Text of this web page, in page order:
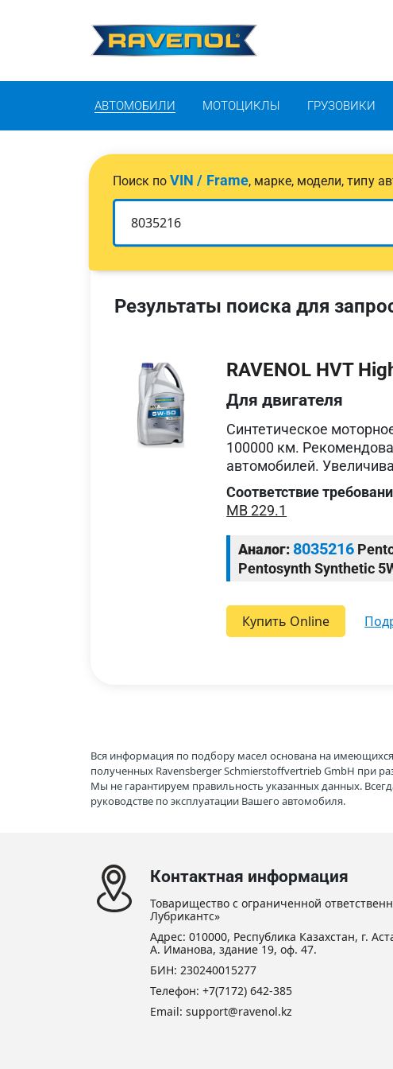
АВТОМОБИЛИ МОТОЦИКЛЫ ГРУЗОВИКИ
Поиск поVIN / Frame, марке, модели, типу
Результаты поиска для
RAVENOL HVT
Для двигателя
Cинтетическое
100000 км.
автомобилей.
Соответствие
MB 229.1
Аналог: 8035216
Pentosynth Synthetic
Купить Online
Вся информация по подбору масел основана на
полученных Ravensberger Schmierstoffvertrieb GmbH при
Мы не гарантируем правильность указанных данных.
руководстве по эксплуатации Вашего автомобиля.
Контактная информация
Товарищество с ограниченной
Лубрикантс»
Адрес: 010000, Республика Казахстан, г.
А. Иманова, здание 19, оф. 47.
БИН: 230240015277
Телефон: +7(7172) 642-385
Email: support@ravenol.kz